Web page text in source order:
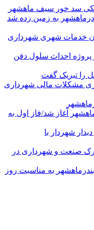
سد خور سیف ماهشهر
خدمات شهری شهرداری
پروژه احداث سلول دفن
را تبریک گفت
مشکلات مالی شهرداری
بندرماهشهر آغاز شد/فاز اول به
شهردار با
صنعت و شهرداری در
به مناسبت روز